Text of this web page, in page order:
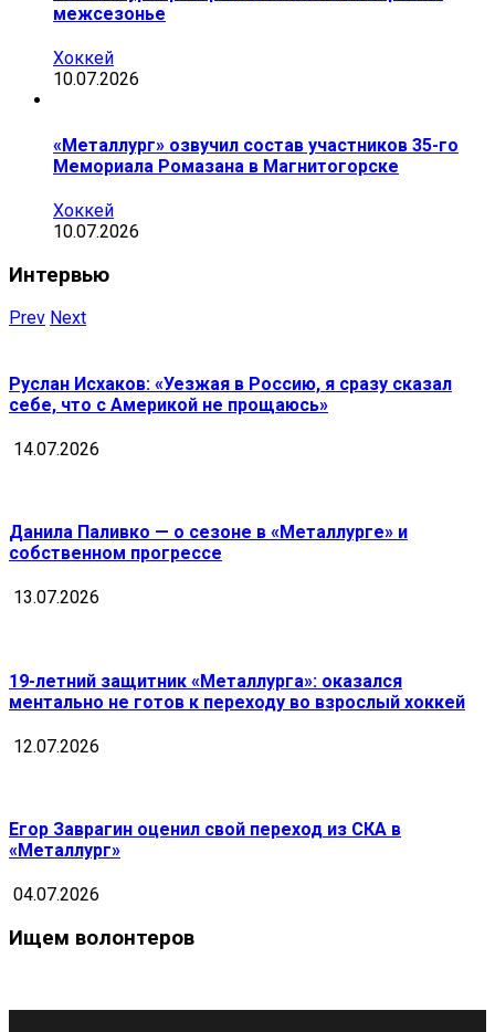
межсезонье
Хоккей
10.07.2026
«Металлург» озвучил состав участников 35-го
Мемориала Ромазана в Магнитогорске
Хоккей
10.07.2026
Интервью
Prev Next
Руслан Исхаков: «Уезжая в Россию, я сразу сказал
себе, что с Америкой не прощаюсь»
14.07.2026
Данила Паливко — о сезоне в «Металлурге» и
собственном прогрессе
13.07.2026
19-летний защитник «Металлурга»: оказался
ментально не готов к переходу во взрослый хоккей
12.07.2026
Егор Заврагин оценил свой переход из СКА в
«Металлург»
04.07.2026
Ищем волонтеров